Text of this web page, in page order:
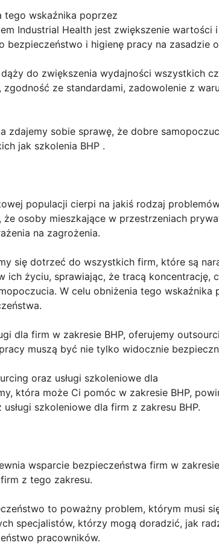
tego wskaźnika poprzez
Industrial Health jest zwiększenie
bezpieczeństwo i higienę pracy na zasadzie
do zwiększenia wydajności wszystkich
zgodność ze standardami, zadowolenie z
zdajemy sobie sprawę, że dobre
jak szkolenia BHP .
populacji cierpi na jakiś rodzaj
osoby mieszkające w przestrzeniach
na zagrożenia.
się dotrzeć do wszystkich firm, które są
ich życiu, sprawiając, że tracą
W celu obniżenia tego wskaźnika
dla firm w zakresie BHP, oferujemy
muszą być nie tylko widocznie
oraz usługi szkoleniowe dla
która może Ci pomóc w zakresie BHP,
szkoleniowe dla firm z zakresu BHP.
wsparcie bezpieczeństwa firm w
z tego zakresu.
to poważny problem, którym musi
specjalistów, którzy mogą doradzić, jak
pracowników.